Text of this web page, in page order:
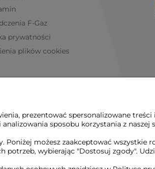
F-Gaz
prywatności
plików cookies
prezentować spersonalizowane
sposobu korzystania z
Poniżej możesz zaakceptować
potrzeb, wybierając "Dostosuj zgody".